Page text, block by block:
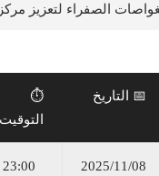
الصفراء لتعزيز
📅 التاريخ
⏱️
التوقيت
2025/11/08
23:00